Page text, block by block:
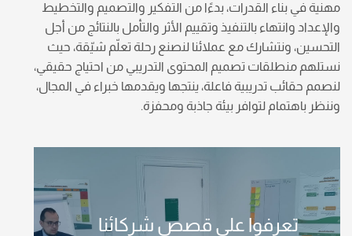
مهنية في بناء القدرات، بدءًا من التفكير والتصميم والتخطيط
والإعداد وانتهاء بالتنفيذ وتقييم الأثر والتأمل بالنتائج من أجل
التحسين، ونتشارك مع عملائنا لنصنع رحلة تعلّم شيّقة، حيث
نستلهم منطلقات تصميم المحتوى التدريبي من احتياج حقيقي،
لنصمم حقائب تدريبية فاعلة، ينتجها ويقدمها خبراء في المجال،
وننظر باهتمام لتوافر بيئة جاذبة ومحفزة.
تعرفوا على قصص شركائنا